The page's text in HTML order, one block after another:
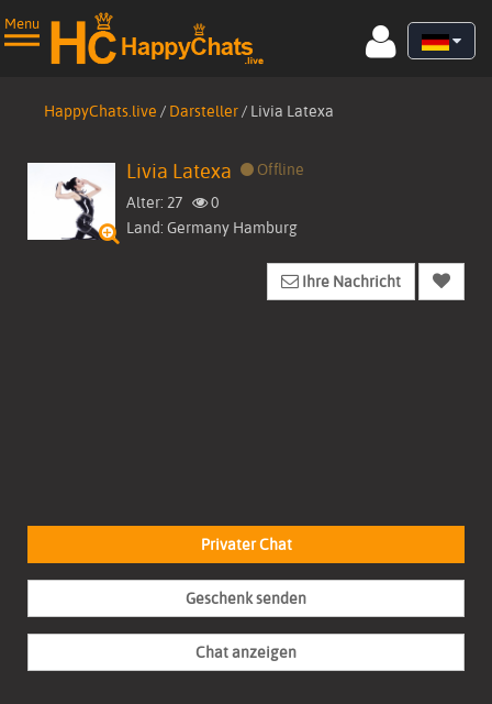
Menu
Startseite
HappyChats.live / Darsteller/ Livia Latexa
Livia Latexa
Offline
Alter: 27
0
Land: Germany Hamburg
Ihre Nachricht
Privater Chat
Geschenk senden
Chat anzeigen